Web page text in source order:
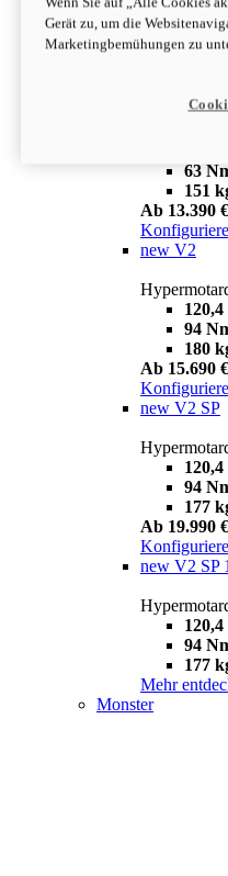
63
151
Ab 13.890 €
63
151
Ab 13.390 €
new V2
120,4
94
180
Ab 15.690 €
new V2 SP
120,4
94
177
Ab 19.990 €
new V2 SP
120,4
94
177
Mehr
Monster
Gerät zu, um die
Marketingbemühungen zu